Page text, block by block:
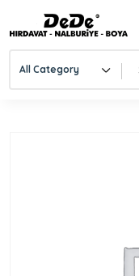
All Category